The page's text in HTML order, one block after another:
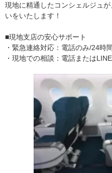
現地に精通したコンシェルジュ
いをいたします！
■現地支店の安心サポート
・緊急連絡対応：電話のみ/24時間
・現地での相談：電話または